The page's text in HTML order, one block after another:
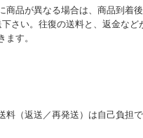
商品が異なる場合は、商品到着
さい。往復の送料と、返金など
ます。
料（返送／再発送）は自己負担